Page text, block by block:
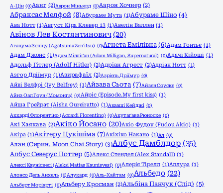
А-Цін (0)Аанг (2)Аарон Міньярд (0)Аарон Хочнер (2)
Абраксас Мелфой (8)Абураме Мута (1)Абураме Шіно (4)
Ава Нотт (1)Август Кіра Клевер 13 (1)Авелін Валлен (1)
Авінов Лев Костянтинович (20)
Агацума Зеніцу (Agatsuma Zen'itsu) (0)Агнета Емілівна (6)Адам Гонтьє (1)
Адам Джонс (1)Адам Мілліґан (Adam Milligan, Supernatural) (0)Адачі Кійоші (1)
Адольф Гітлер (Adolf Hitler) (2)Адріан Агрест (2)Адріан Нотт (1)
Азгор Дріїмур (1)Азирафаїл (2)Азріель Дріїмур (0)
Айві Белфрі (Ivy Belfrey) (1)Айзава Сьота (7)Айзен Соуске (0)
Айнз Оал Гоун (Момонга) (0)Айріс (Episode.My first kiss) (1)
Айша Грейрат (Aisha Gureiratto) (1)Акааші Кейджі (0)
Аккарді Флорентіно (Accardi Florentino) (0)Акутаґава Рюноске (0)
Акі Хаякава (2)Акіко Йосано (20)Акіо Фудоу (Fudou Akio) (1)
Акіра (1)Акітеру Цукішіма (7)Акіхіко Накано (1)Ал (0)
Алан (Сирин, Moon Chai Story) (3)Албус Дамблдор (35)
Албус Северус Поттер (5)Алекс Стендел (Alex Standall) (1)
Алексі Каунісвесі (Aleksi Matias Kaunisvesi) (0)Алерія Тірелл (1)Аллура (1)
Алонсо Дель Анхель (0)Алукард (0)Аль-Хайтам (0)Альбедо (22)
Альберт Моріарті (0)Альберу Кросман (2)Альбіна Панчук (Слід) (5)